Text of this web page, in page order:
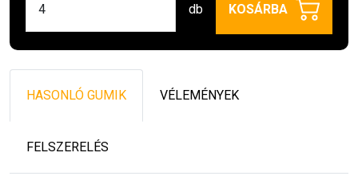
db KOSÁRBA
HASONLÓ GUMIK VÉLEMÉNYEK
FELSZERELÉS